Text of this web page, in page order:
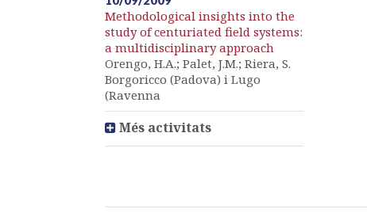
Methodological insights into the
study of centuriated field systems:
a multidisciplinary approach
Orengo, H.A.; Palet, J.M.; Riera, S.
Borgoricco (Padova) i Lugo
(Ravenna
Més activitats